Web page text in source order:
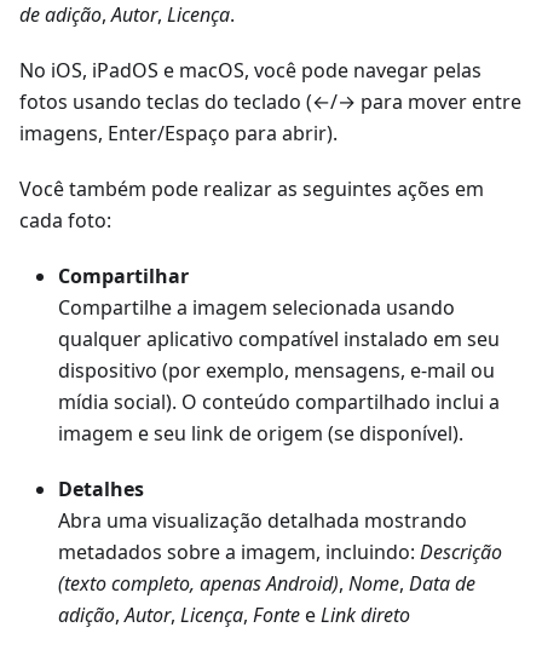
de adição,Autor, Licença.
No iOS, iPadOS e macOS, você pode navegar pelas
fotos usando teclas do teclado (←/→ para mover entre
imagens, Enter/Espaço para abrir).
Você também pode realizar as seguintes ações em
cada foto:
Compartilhar
Compartilhe a imagem selecionada usando
qualquer aplicativo compatível instalado em seu
dispositivo (por exemplo, mensagens, e-mail ou
mídia social). O conteúdo compartilhado inclui a
imagem e seu link de origem (se disponível).
Detalhes
Abra uma visualização detalhada mostrando
metadados sobre a imagem, incluindo: Descrição
(texto completo, apenas Android), Nome, Data de
adição,Autor, Licença, FonteeLink direto